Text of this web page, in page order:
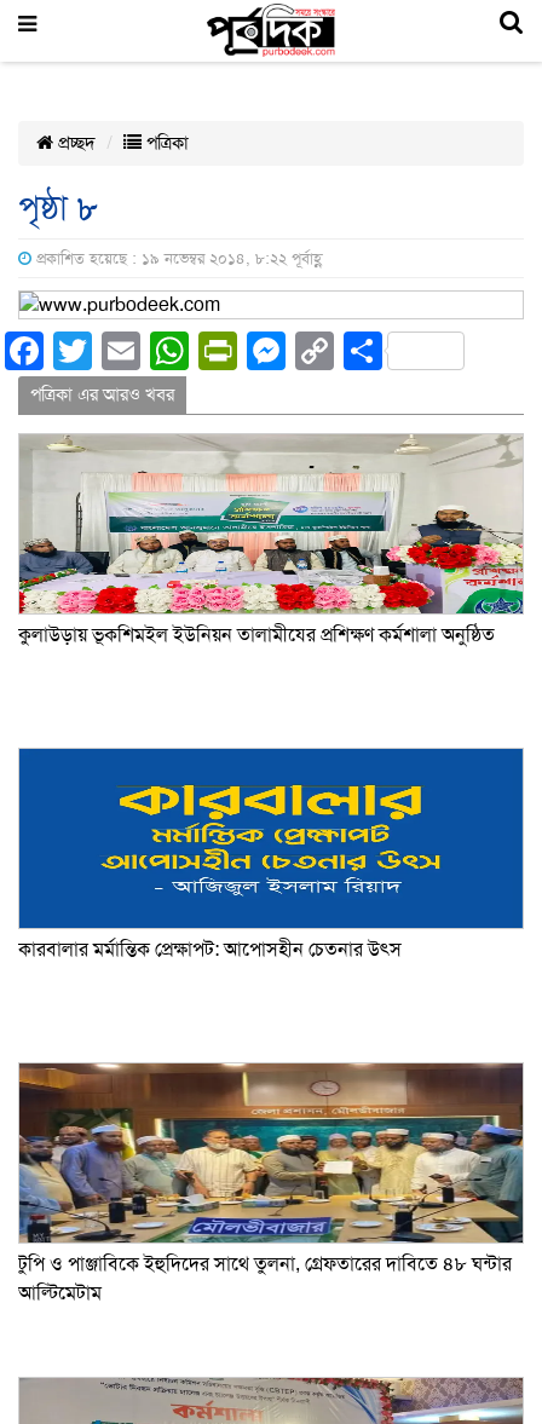
প্রচ্ছদ পত্রিকা
পৃষ্ঠা ৮
প্রকাশিত হয়েছে : ১৯ নভেম্বর ২০১৪, ৮:২২ পূর্বাহ্ণ
Facebook
Twitter
EmailWhatsApp
PrintFriendly
Messenger
CopyShare
পত্রিকা এর আরও খবর
কুলাউড়ায় ভূকশিমইল ইউনিয়ন তালামীযের প্রশিক্ষণ কর্মশালা অনুষ্ঠিত
কারবালার মর্মান্তিক প্রেক্ষাপট: আপোসহীন চেতনার উৎস
টুপি ও পাঞ্জাবিকে ইহুদিদের সাথে তুলনা, গ্রেফতারের দাবিতে ৪৮ ঘন্টার
আল্টিমেটাম